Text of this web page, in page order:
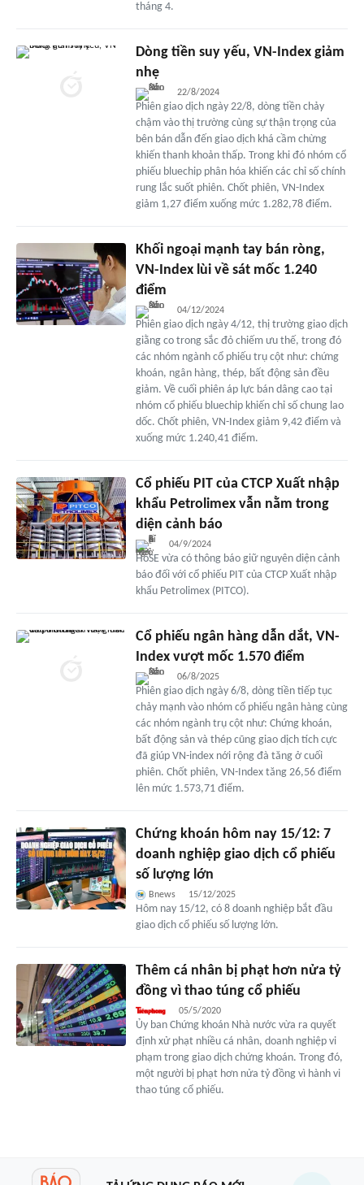
tháng 4.
Dòng tiền suy yếu, VN-Index giảm
nhẹ
22/8/2024
Phiên giao dịch ngày 22/8, dòng tiền chảy
chậm vào thị trường cùng sự thận trọng của
bên bán dẫn đến giao dịch khá cầm chừng
khiến thanh khoản thấp. Trong khi đó nhóm cổ
phiếu bluechip phân hóa khiến các chỉ số chính
rung lắc suốt phiên. Chốt phiên, VN-Index
giảm 1,27 điểm xuống mức 1.282,78 điểm.
Khối ngoại mạnh tay bán ròng,
VN-Index lùi về sát mốc 1.240
điểm
04/12/2024
Phiên giao dịch ngày 4/12, thị trường giao dịch
giằng co trong sắc đỏ chiếm ưu thế, trong đó
các nhóm ngành cổ phiếu trụ cột như: chứng
khoán, ngân hàng, thép, bất động sản đều
giảm. Về cuối phiên áp lực bán dâng cao tại
nhóm cổ phiếu bluechip khiến chỉ số chung lao
dốc. Chốt phiên, VN-Index giảm 9,42 điểm và
xuống mức 1.240,41 điểm.
Cổ phiếu PIT của CTCP Xuất nhập
khẩu Petrolimex vẫn nằm trong
diện cảnh báo
04/9/2024
HoSE vừa có thông báo giữ nguyên diện cảnh
báo đối với cổ phiếu PIT của CTCP Xuất nhập
khẩu Petrolimex (PITCO).
Cổ phiếu ngân hàng dẫn dắt, VN-
Index vượt mốc 1.570 điểm
06/8/2025
Phiên giao dịch ngày 6/8, dòng tiền tiếp tục
chảy mạnh vào nhóm cổ phiếu ngân hàng cùng
các nhóm ngành trụ cột như: Chứng khoán,
bất động sản và thép cũng giao dịch tích cực
đã giúp VN-index nới rộng đà tăng ở cuối
phiên. Chốt phiên, VN-Index tăng 26,56 điểm
lên mức 1.573,71 điểm.
Chứng khoán hôm nay 15/12: 7
doanh nghiệp giao dịch cổ phiếu
số lượng lớn
Bnews 15/12/2025
Hôm nay 15/12, có 8 doanh nghiệp bắt đầu
giao dịch cổ phiếu số lượng lớn.
Thêm cá nhân bị phạt hơn nửa tỷ
đồng vì thao túng cổ phiếu
05/5/2020
Ủy ban Chứng khoán Nhà nước vừa ra quyết
định xử phạt nhiều cá nhân, doanh nghiệp vi
phạm trong giao dịch chứng khoán. Trong đó,
một người bị phạt hơn nửa tỷ đồng vì hành vi
thao túng cổ phiếu.